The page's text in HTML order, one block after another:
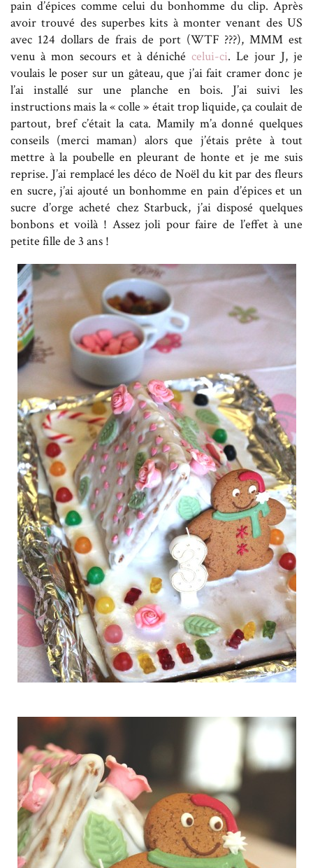
pain d’épices comme celui du bonhomme du clip. Après
avoir trouvé des superbes kits à monter venant des US
avec 124 dollars de frais de port (WTF ???), MMM est
venu à mon secours et à dénichécelui-ci. Le jour J, je
voulais le poser sur un gâteau, que j’ai fait cramer donc je
l’ai installé sur une planche en bois. J’ai suivi les
instructions mais la « colle » était trop liquide, ça coulait de
partout, bref c’était la cata. Mamily m’a donné quelques
conseils (merci maman) alors que j’étais prête à tout
mettre à la poubelle en pleurant de honte et je me suis
reprise. J’ai remplacé les déco de Noël du kit par des fleurs
en sucre, j’ai ajouté un bonhomme en pain d’épices et un
sucre d’orge acheté chez Starbuck, j’ai disposé quelques
bonbons et voilà ! Assez joli pour faire de l’effet à une
petite fille de 3 ans !